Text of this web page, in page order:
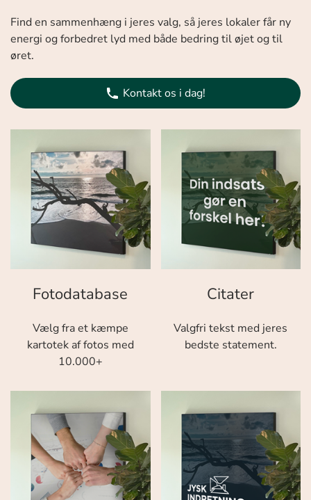
Find en sammenhæng i jeres valg, så jeres lokaler får ny
energi og forbedret lyd med både bedring til øjet og til
øret.
Kontakt os i dag!
Fotodatabase
Vælg fra et kæmpe
kartotek af fotos med
10.000+
Citater
Valgfri tekst med jeres
bedste statement.